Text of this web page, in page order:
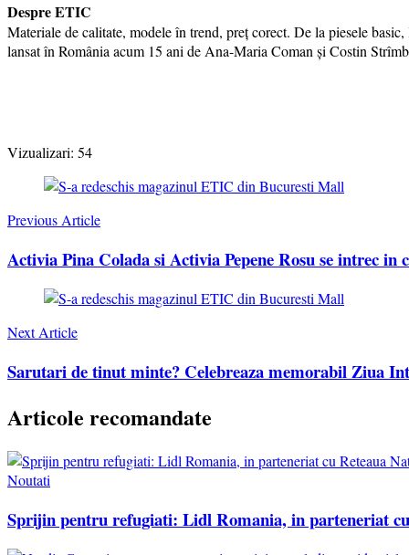
Despre ETIC
Materiale de calitate, modele în trend, preț corect. De la piesele
lansat în România acum 15 ani de Ana-Maria Coman și Costin
Vizualizari: 54
Post
Navigation
Previous Article
Activia Pina Colada si Activia Pepene Rosu se intrec in
Next Article
Sarutari de tinut minte? Celebreaza memorabil Ziua
Articole recomandate
Noutati
Sprijin pentru refugiati: Lidl Romania, in parteneriat